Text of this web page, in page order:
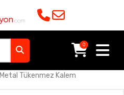
0
Metal Tükenmez Kalem